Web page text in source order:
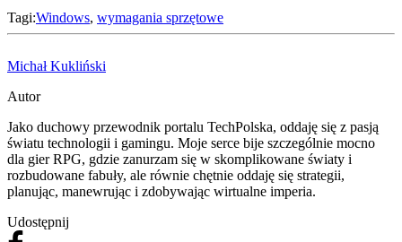
Tagi:Windows, wymagania sprzętowe
Michał Kukliński
Autor
Jako duchowy przewodnik portalu TechPolska, oddaję się z pasją
światu technologii i gamingu. Moje serce bije szczególnie mocno
dla gier RPG, gdzie zanurzam się w skomplikowane światy i
rozbudowane fabuły, ale równie chętnie oddaję się strategii,
planując, manewrując i zdobywając wirtualne imperia.
Udostępnij